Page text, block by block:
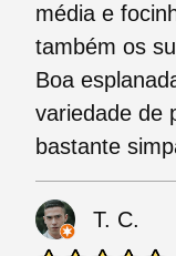
média e
também os
Boa
variedade de
bastante
T. C.